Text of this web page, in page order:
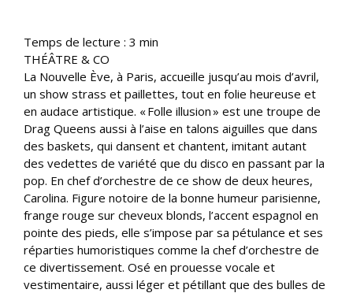
Temps de lecture : 3 min
THÉÂTRE & CO
La Nouvelle Ève, à Paris, accueille jusqu’au mois d’avril,
un show strass et paillettes, tout en folie heureuse et
en audace artistique. « Folle illusion » est une troupe de
Drag Queens aussi à l’aise en talons aiguilles que dans
des baskets, qui dansent et chantent, imitant autant
des vedettes de variété que du disco en passant par la
pop. En chef d’orchestre de ce show de deux heures,
Carolina. Figure notoire de la bonne humeur parisienne,
frange rouge sur cheveux blonds, l’accent espagnol en
pointe des pieds, elle s’impose par sa pétulance et ses
réparties humoristiques comme la chef d’orchestre de
ce divertissement. Osé en prouesse vocale et
vestimentaire, aussi léger et pétillant que des bulles de